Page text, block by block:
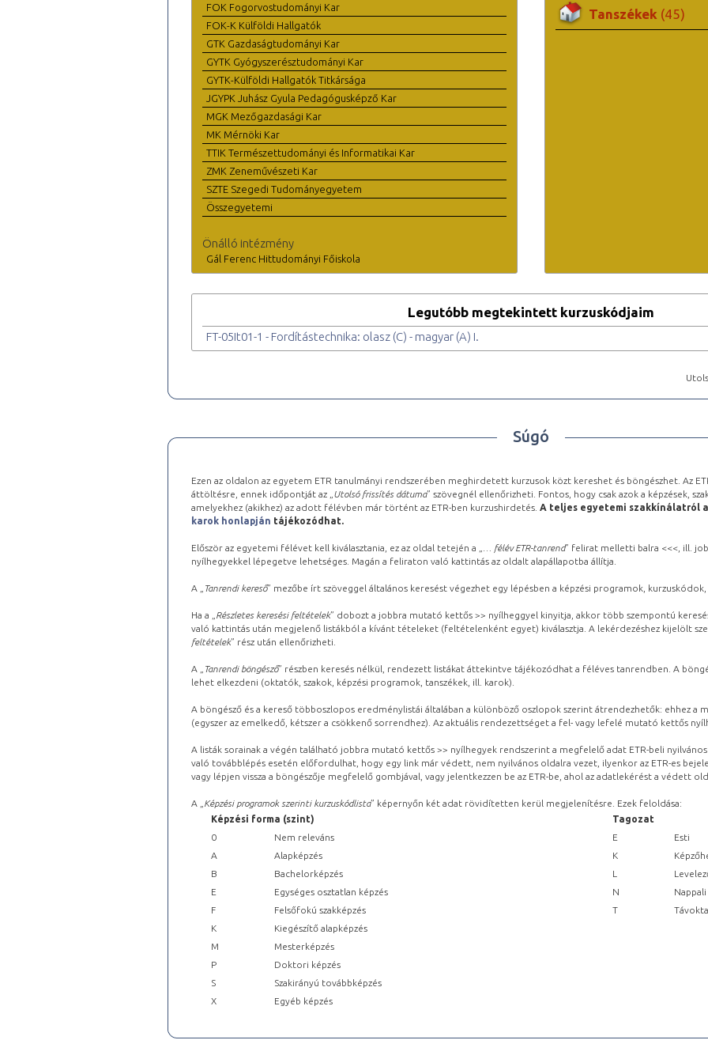
FOK Fogorvostudományi Kar
FOK-K Külföldi Hallgatók
GTK Gazdaságtudományi Kar
GYTK Gyógyszerésztudományi Kar
GYTK-Külföldi Hallgatók Titkársága
JGYPK Juhász Gyula Pedagógusképző Kar
MGK Mezőgazdasági Kar
MK Mérnöki Kar
TTIK Természettudományi és Informatikai Kar
ZMK Zeneművészeti Kar
SZTE Szegedi Tudományegyetem
Összegyetemi
Önálló intézmény
Gál Ferenc Hittudományi Főiskola
Tanszékek (45)
Legutóbb megtekintett kurzuskódjaim
FT-05It01-1 - Fordítástechnika: olasz (C) - magyar (A) I.
Súgó
Ezen az oldalon az egyetem ETR tanulmányi rendszerében meghirdetett kurzusok közt kereshet és böngészhet. Az
áttöltésre, ennek időpontját az „ Utolsó frissítés dátuma” szövegnél ellenőrizheti. Fontos, hogy csak azok a képzések,
amelyekhez (akikhez) az adott félévben már történt az ETR-ben kurzushirdetés. A teljes egyetemi szakkínálatról a
karok honlapján tájékozódhat.
Először az egyetemi félévet kell kiválasztania, ez az oldal tetején a „ … félév ETR-tanrend” felirat melletti balra <<<, ill.
nyílhegyekkel lépegetve lehetséges. Magán a feliraton való kattintás az oldalt alapállapotba állítja.
A „ Tanrendi kereső” mezőbe írt szöveggel általános keresést végezhet egy lépésben a képzési programok,
Ha a „ Részletes keresési feltételek” dobozt a jobbra mutató kettős >> nyílheggyel kinyitja, akkor több szempontú
való kattintás után megjelenő listákból a kívánt tételeket (feltételenként egyet) kiválasztja. A lekérdezéshez kijelölt
feltételek” rész után ellenőrizheti.
A „ Tanrendi böngésző” részben keresés nélkül, rendezett listákat áttekintve tájékozódhat a féléves tanrendben. A
lehet elkezdeni (oktatók, szakok, képzési programok, tanszékek, ill. karok).
A böngésző és a kereső többoszlopos eredménylistái általában a különböző oszlopok szerint átrendezhetők: ehhez a
(egyszer az emelkedő, kétszer a csökkenő sorrendhez). Az aktuális rendezettséget a fel- vagy lefelé mutató kettős
A listák sorainak a végén található jobbra mutató kettős >> nyílhegyek rendszerint a megfelelő adat ETR-beli
való továbblépés esetén előfordulhat, hogy egy link már védett, nem nyilvános oldalra vezet, ilyenkor az ETR-es
vagy lépjen vissza a böngészője megfelelő gombjával, vagy jelentkezzen be az ETR-be, ahol az adatlekérést a védett
A „ Képzési programok szerinti kurzuskódlista” képernyőn két adat rövidítetten kerül megjelenítésre. Ezek feloldása:
Képzési forma (szint)
Tagozat
0
Nem releváns E
Esti
A
Alapképzés K
B
Bachelorképzés L
E
Egységes osztatlan képzés N
Nappali
F
Felsőfokú szakképzés T
K
Kiegészítő alapképzés
M
Mesterképzés
P
Doktori képzés
S
Szakirányú továbbképzés
X
Egyéb képzés